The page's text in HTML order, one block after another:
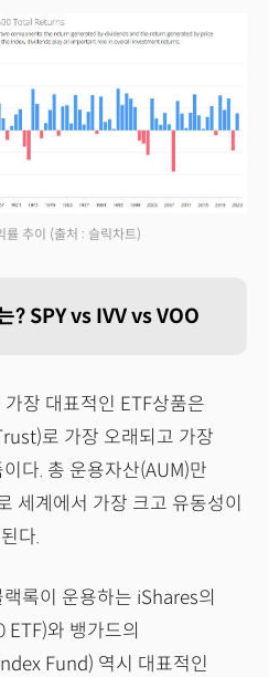
률 추이 (출처 : 슬릭차트)
? SPY vs IVV vs VOO
장 대표적인 ETF상품은
로 가장 오래되고 가장
다. 총 운용자산(AUM)만
세계에서 가장 크고 유동성이
다.
록이 운용하는 iShares의
와 뱅가드의
Fund) 역시 대표적인